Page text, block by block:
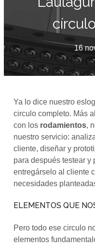
16
Ya lo dice nuestro
circulo completo. Más
con los rodamientos,
nuestro servicio:
cliente, diseñar y
para después testear y
entregárselo al cliente
necesidades
ELEMENTOS QUE
Pero todo ese circulo
elementos